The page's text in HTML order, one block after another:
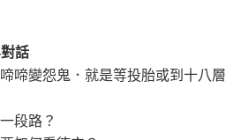
話
啼變怨鬼．就是等投胎或到十八層
段路？